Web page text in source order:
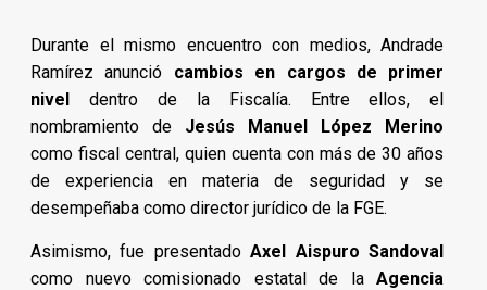
Durante el mismo encuentro con medios, Andrade
Ramírez anunció cambios en cargos de primer
nivel dentro de la Fiscalía. Entre ellos, el
nombramiento de Jesús Manuel López Merino
como fiscal central, quien cuenta con más de 30 años
de experiencia en materia de seguridad y se
desempeñaba como director jurídico de la FGE.
Asimismo, fue presentadoAxel Aispuro Sandoval
como nuevo comisionado estatal de laAgencia